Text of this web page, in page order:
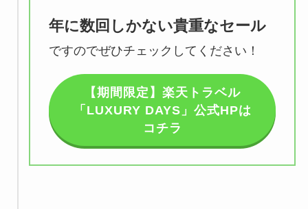
年に数回しかない貴重なセール
ですのでぜひチェックしてください！
【期間限定】楽天トラベル
「LUXURY DAYS」公式HPは
コチラ